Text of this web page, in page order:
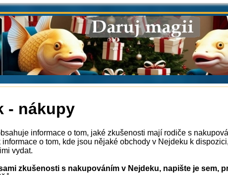
- nákupy
informace o tom, jaké zkušenosti mají rodiče s
o tom, kde jsou nějaké obchody v Nejdeku k
vydat.
zkušenosti s nakupováním v Nejdeku, napište je sem,